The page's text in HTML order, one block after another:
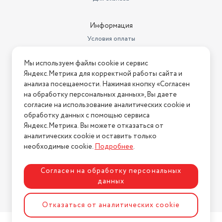
HUAWEI
Дополнительная информация
более 4000 циферблатов, 96
режимов тренировки,
дыхательные упражнения
Разрешение
194x368
Диагональ
1.47"
Особенности
воспроизведение аудио,
магнитная зарядка
Линейка
Huawei Band 7
Минимальная поддерживаемая
версия iOS
9
уведомление о входящем
Информация
Условия оплаты
Условия возврата
Нашли ошибку на сайте? Напишите нам
2026 © Интернет-магазин "АстМаркет". У нас есть всё!
Политика конфиденциальности
Разработка сайтаASTDESIGN
Мы используем файлы cookie и сервис
Яндекс.Метрика для корректной работы сайта и
анализа посещаемости. Нажимая кнопку «Согласен
на обработку персональных данных», Вы даете
согласие на использование аналитических cookie и
обработку данных с помощью сервиса
Яндекс.Метрика. Вы можете отказаться от
аналитических cookie и оставить только
необходимые cookie.Подробнее.
Согласен на обработку персональных
данных
Отказаться от аналитических cookie